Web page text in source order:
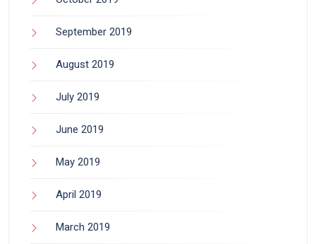
September 2019
August 2019
July 2019
June 2019
May 2019
April 2019
March 2019